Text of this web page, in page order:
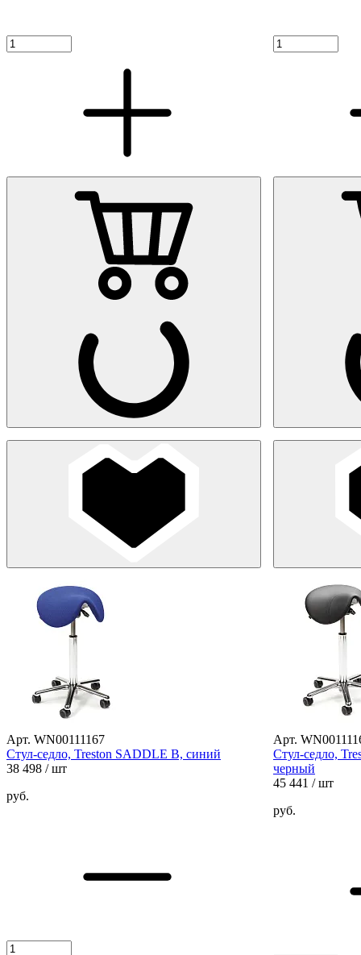
Арт. WN00111167
Стул-седло, Treston SADDLE B, синий
38 498 / шт
руб.
Арт.
Стул-седло,
черный
45 441 / шт
руб.